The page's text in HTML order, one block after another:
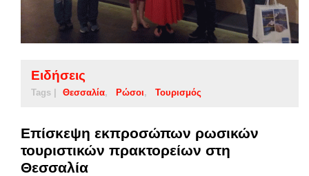
Ειδήσεις
Tags | Θεσσαλία Ρώσοι Τουρισμός
Επίσκεψη εκπροσώπων ρωσικών
τουριστικών πρακτορείων στη
Θεσσαλία